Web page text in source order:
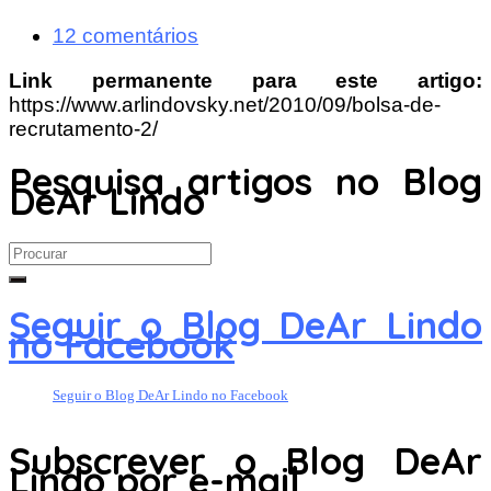
12 comentários
Link permanente para este artigo:
https://www.arlindovsky.net/2010/09/bolsa-de-
recrutamento-2/
Pesquisa artigos no Blog
DeAr Lindo
Search
for:
Seguir o Blog DeAr Lindo
no Facebook
Seguir o Blog DeAr Lindo no Facebook
Subscrever o Blog DeAr
Lindo por e-mail